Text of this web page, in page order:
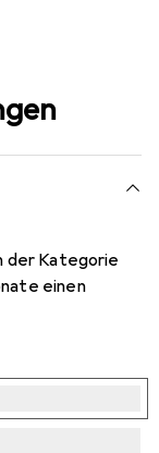
der Kategorie
einen